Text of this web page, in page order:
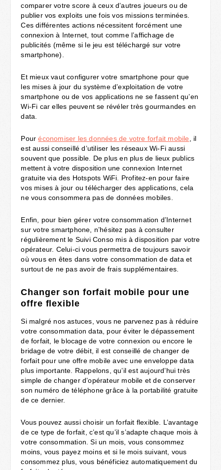
comparer votre score à ceux d’autres joueurs ou de
publier vos exploits une fois vos missions terminées.
Ces différentes actions nécessitent forcément une
connexion à Internet, tout comme l’affichage de
publicités (même si le jeu est téléchargé sur votre
smartphone).
Et mieux vaut configurer votre smartphone pour que
les mises à jour du système d’exploitation de votre
smartphone ou de vos applications ne se fassent qu’en
Wi-Fi car elles peuvent se révéler très gourmandes en
data.
Pouréconomiser les données de votre forfait mobile
, il
est aussi conseillé d’utiliser les réseaux Wi-Fi aussi
souvent que possible. De plus en plus de lieux publics
mettent à votre disposition une connexion Internet
gratuite via des Hotspots WiFi. Profitez-en pour faire
vos mises à jour ou télécharger des applications, cela
ne vous consommera pas de données mobiles.
Enfin, pour bien gérer votre consommation d’Internet
sur votre smartphone, n’hésitez pas à consulter
régulièrement le Suivi Conso mis à disposition par votre
opérateur. Celui-ci vous permettra de toujours savoir
où vous en êtes dans votre consommation de data et
surtout de ne pas avoir de frais supplémentaires.
Changer son forfait mobile pour une
offre flexible
Si malgré nos astuces, vous ne parvenez pas à réduire
votre consommation data, pour éviter le dépassement
de forfait, le blocage de votre connexion ou encore le
bridage de votre débit, il est conseillé de changer de
forfait pour une offre mobile avec une enveloppe data
plus importante. Rappelons, qu’il est aujourd’hui très
simple de changer d’opérateur mobile et de conserver
son numéro de téléphone grâce à la portabilité gratuite
de ce dernier.
Vous pouvez aussi choisir un forfait flexible. L’avantage
de ce type de forfait, c’est qu’il s’adapte chaque mois à
votre consommation. Si un mois, vous consommez
moins, vous payez moins et si le mois suivant, vous
consommez plus, vous bénéficiez automatiquement du